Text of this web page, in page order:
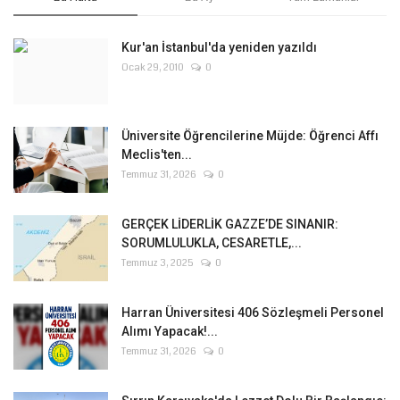
Kur'an İstanbul'da yeniden yazıldı
Ocak 29, 2010 0
Üniversite Öğrencilerine Müjde: Öğrenci Affı
Meclis'ten...
Temmuz 31, 2026 0
GERÇEK LİDERLİK GAZZE’DE SINANIR:
SORUMLULUKLA, CESARETLE,...
Temmuz 3, 2025 0
Harran Üniversitesi 406 Sözleşmeli Personel
Alımı Yapacak!...
Temmuz 31, 2026 0